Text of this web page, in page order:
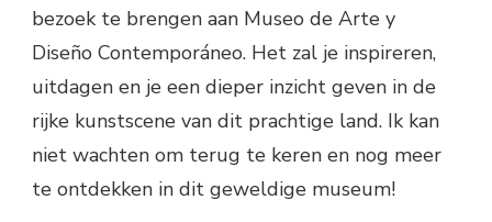
bezoek te brengen aan Museo de Arte y
Diseño Contemporáneo. Het zal je inspireren,
uitdagen en je een dieper inzicht geven in de
rijke kunstscene van dit prachtige land. Ik kan
niet wachten om terug te keren en nog meer
te ontdekken in dit geweldige museum!